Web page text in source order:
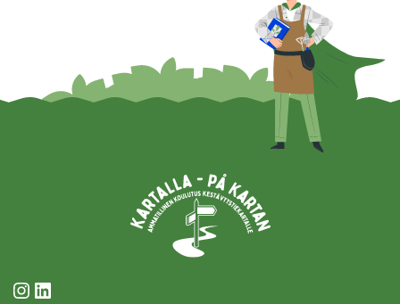
Instagram LinkedIn